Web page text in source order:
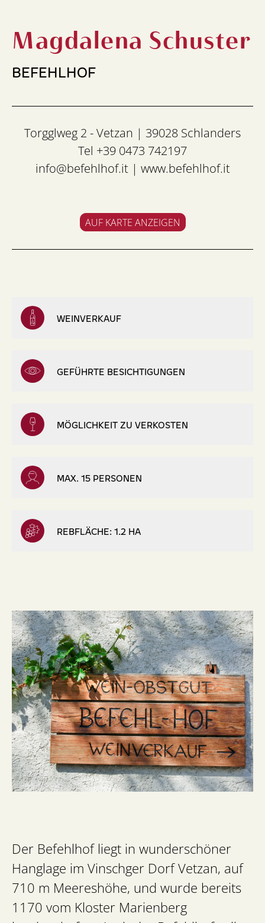
Magdalena Schuster
BEFEHLHOF
Torgglweg 2 - Vetzan | 39028 Schlanders
Tel +39 0473 742197
info@befehlhof.it| www.befehlhof.it
AUF KARTE ANZEIGEN
WEINVERKAUF
GEFÜHRTE BESICHTIGUNGEN
MÖGLICHKEIT ZU VERKOSTEN
MAX. 15 PERSONEN
REBFLÄCHE: 1.2 HA
Der Befehlhof liegt in wunderschöner
Hanglage im Vinschger Dorf Vetzan, auf
710 m Meereshöhe, und wurde bereits
1170 vom Kloster Marienberg